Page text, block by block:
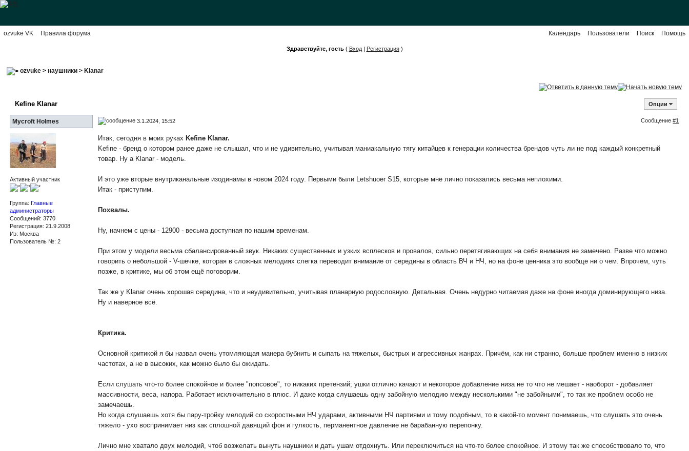
ozvuke VK Правила форума Помощь
Поиск
Пользователи
Календарь
Здравствуйте, гость( Вход| Регистрация)
ozvuke >наушники > Klanar
Kefine Klanar Опции
Mycroft Holmes 3.1.2024, 15:52 Сообщение#1
Активный участник
Группа:Главные
администраторы
Сообщений: 3770
Регистрация: 21.9.2008
Из: Москва
Пользователь №: 2
Итак, сегодня в моих руках Kefine Klanar.
Kefine - бренд о котором ранее даже не слышал, что и не удивительно, учитывая маниакальную тягу китайцев к генерации количества брендов чуть ли не под каждый конкретный
товар. Ну а Klanar - модель.
И это уже вторые внутриканальные изодинамы в новом 2024 году. Первыми были Letshuoer S15, которые мне лично показались весьма неплохими.
Итак - приступим.
Похвалы.
Ну, начнем с цены - 12900 - весьма доступная по нашим временам.
При этом у модели весьма сбалансированный звук. Никаких существенных и узких всплесков и провалов, сильно перетягивающих на себя внимания не замечено. Разве что можно
говорить о небольшой - V-шечке, которая в сложных мелодиях слегка переводит внимание от середины в область ВЧ и НЧ, но на фоне ценника это вообще ни о чем. Впрочем, чуть
позже, в критике, мы об этом ещё поговорим.
Так же у Klanar очень хорошая середина, что и неудивительно, учитывая планарную родословную. Детальная. Очень недурно читаемая даже на фоне иногда доминирующего низа.
Ну и наверное всё.
Критика.
Основной критикой я бы назвал очень утомляющая манера бубнить и сыпать на тяжелых, быстрых и агрессивных жанрах. Причём, как ни странно, больше проблем именно в низких
частотах, а не в высоких, как можно было бы ожидать.
Если слушать что-то более спокойное и более "попсовое", то никаких претензий; ушки отлично качают и некоторое добавление низа не то что не мешает - наоборот - добавляет
массивности, веса, напора. Работает исключительно в плюс. И даже когда слушаешь одну забойную мелодию между несколькими "не забойными", то так же проблем особо не
замечаешь.
Но когда слушаешь хотя бы пару-тройку мелодий со скоростными НЧ ударами, активными НЧ партиями и тому подобным, то в какой-то момент понимаешь, что слушать это очень
тяжело - ухо воспринимает низ как сплошной давящий фон и гулкость, перманентное давление не барабанную перепонку.
Лично мне хватало двух мелодий, чтоб возжелать вынуть наушники и дать ушам отдохнуть. Или переключиться на что-то более спокойное. И этому так же способствовало то, что